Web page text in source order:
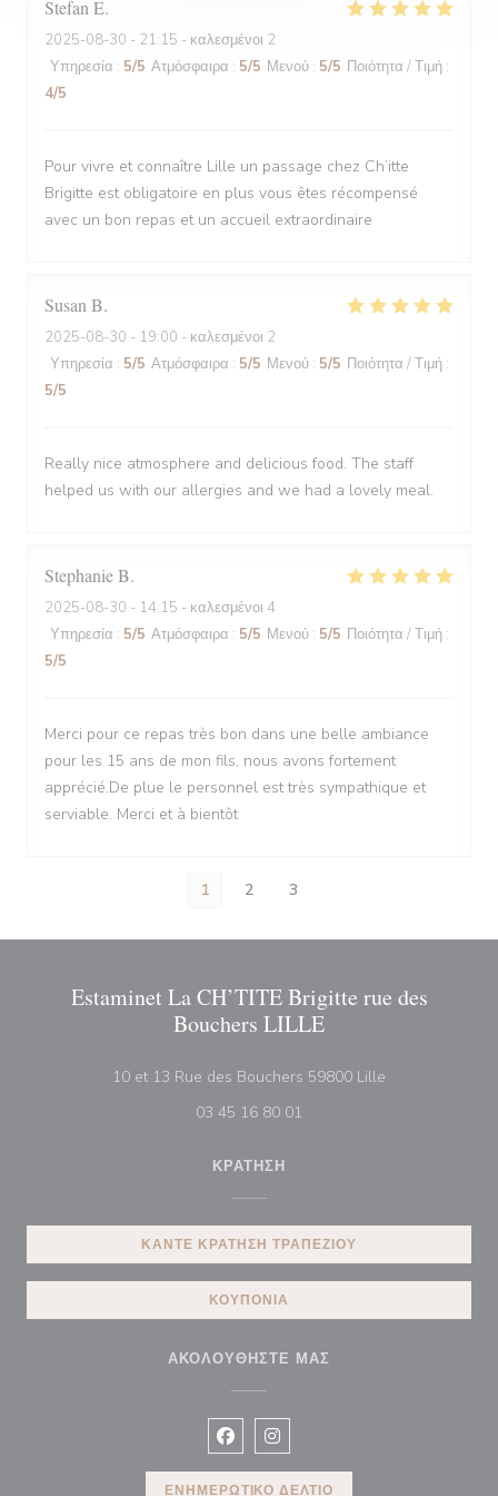
Stefan E
2025-08-30 - 21:15 - καλεσμένοι 2
Υπηρεσία : 5/5 Ατμόσφαιρα : 5/5 Μενού : 5/5 Ποιότητα / Τιμή :
4/5
Pour vivre et connaître Lille un passage chez Ch’itte
Brigitte est obligatoire en plus vous êtes récompensé
avec un bon repas et un accueil extraordinaire
Susan B
2025-08-30 - 19:00 - καλεσμένοι 2
Υπηρεσία : 5/5 Ατμόσφαιρα : 5/5 Μενού : 5/5 Ποιότητα / Τιμή :
5/5
Really nice atmosphere and delicious food. The staff
helped us with our allergies and we had a lovely meal.
StephanieB
2025-08-30 - 14:15 - καλεσμένοι 4
Υπηρεσία : 5/5 Ατμόσφαιρα : 5/5 Μενού : 5/5 Ποιότητα / Τιμή :
5/5
Merci pour ce repas très bon dans une belle ambiance
pour les 15 ans de mon fils, nous avons fortement
apprécié.De plue le personnel est très sympathique et
serviable. Merci et à bientôt
1 2 3
Estaminet La CH’TITE Brigitte rue des
Bouchers LILLE
10 et 13 Rue des Bouchers 59800 Lille
03 45 16 80 01
ΚΡΆΤΗΣΗ
ΚΆΝΤΕ ΚΡΆΤΗΣΗ ΤΡΑΠΕΖΙΟΎ
ΚΟΥΠΌΝΙΑ
ΑΚΟΛΟΥΘΉΣΤΕ ΜΑΣ
Facebook ((ανοίγει σε νέο
Instagram ((ανοίγει σε νέο
ΕΝΗΜΕΡΩΤΙΚΌ ΔΕΛΤΊΟ